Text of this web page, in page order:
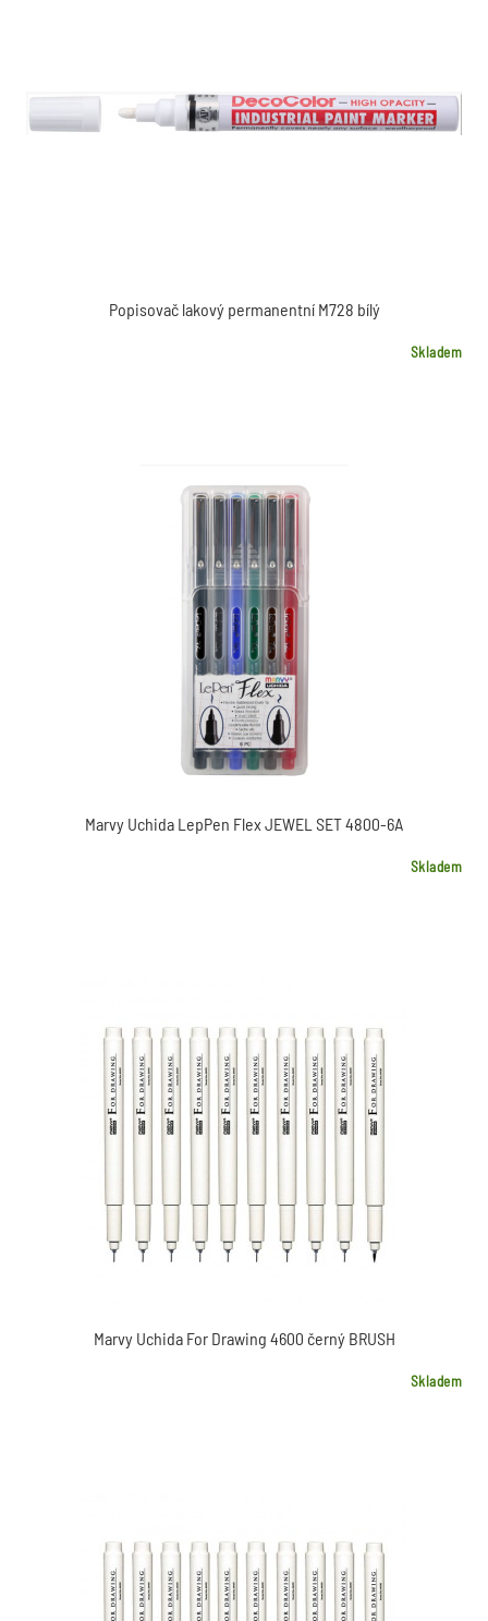
Popisovač lakový permanentní M728 bílý
Skladem
Marvy Uchida LepPen Flex JEWEL SET 4800-6A
Skladem
Marvy Uchida For Drawing 4600 černý BRUSH
Skladem